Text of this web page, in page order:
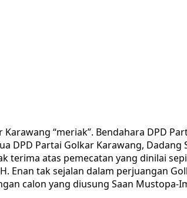
Karawang “meriak”. Bendahara DPD
DPD Partai Golkar Karawang, Dadang
terima atas pemecatan yang dinilai
Enan tak sejalan dalam perjuangan
calon yang diusung Saan Mustopa-